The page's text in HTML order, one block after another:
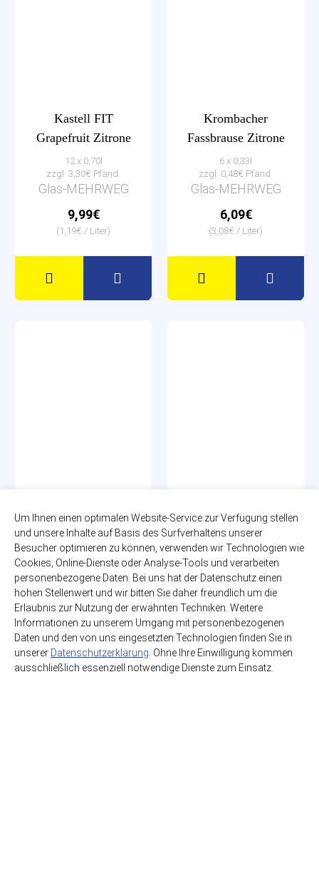
Kastell FIT
Grapefruit Zitrone
12 x 0,70l
zzgl. 3,30€ Pfand
Glas-MEHRWEG
9,99€
(1,19€ / Liter)
Krombacher
Fassbrause Zitrone
6 x 0,33l
zzgl. 0,48€ Pfand
Glas-MEHRWEG
6,09€
(3,08€ / Liter)
Pflaume
12 x 0,33l
zzgl. 2,46€ Pfand
Glas-MEHRWEG
11,99€
(3,03€ / Liter)
Zitrone trüb
12 x 0,75l
zzgl. 3,30€ Pfand
Glas-MEHRWEG
12,79€
(1,42€ / Liter)
Um Ihnen einen optimalen Website-Service zur Verfügung stellen
und unsere Inhalte auf Basis des Surfverhaltens unserer
Besucher optimieren zu können, verwenden wir Technologien wie
Cookies, Online-Dienste oder Analyse-Tools und verarbeiten
personenbezogene Daten. Bei uns hat der Datenschutz einen
hohen Stellenwert und wir bitten Sie daher freundlich um die
Erlaubnis zur Nutzung der erwähnten Techniken. Weitere
Informationen zu unserem Umgang mit personenbezogenen
Daten und den von uns eingesetzten Technologien finden Sie in
unserer Datenschutzerklärung . Ohne Ihre Einwilligung kommen
ausschließlich essenziell notwendige Dienste zum Einsatz.